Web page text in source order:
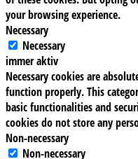
your browsing experience.
Necessary
Necessary
immer aktiv
Necessary cookies are
function properly. This
basic functionalities and
cookies do not store any
Non-necessary
Non-necessary